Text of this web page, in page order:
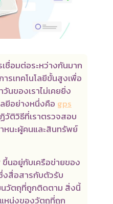
ชื่อมต่อระหว่างกันมาก
รเทคโนโลยีขั้นสูงเพื่อ
วันของเราไม่เคยยิ่ง
ยีอย่างหนึ่งคือ gps
วัติวิธีที่เราตรวจสอบ
หนะผู้คนและสินทรัพย์
ขึ้นอยู่กับเครือข่ายของ
งสื่อสารกับตัวรับ
วัตถุที่ถูกติดตาม สิ่งนี้
แหน่งของวัตถุที่ถูก